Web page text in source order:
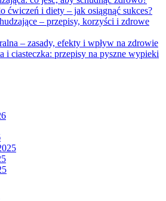
ćwiczeń i diety – jak osiągnąć sukces?
– przepisy, korzyści i zdrowe
– zasady, efekty i wpływ na zdrowie
i ciasteczka: przepisy na pyszne wypieki